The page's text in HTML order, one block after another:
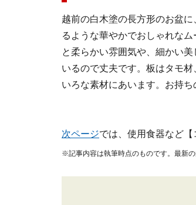
越前の白木塗の長方形のお盆
るような華やかでおしゃれな
と柔らかい雰囲気や、細かい
いるので丈夫です。板はタモ
いろな素材にあいます。お持
次ページでは、使用食器など【
※記事内容は執筆時点のものです。最新の